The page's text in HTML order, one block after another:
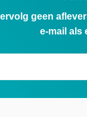
geen
e-mail als